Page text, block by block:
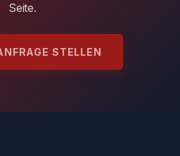
Seite.
STELLEN